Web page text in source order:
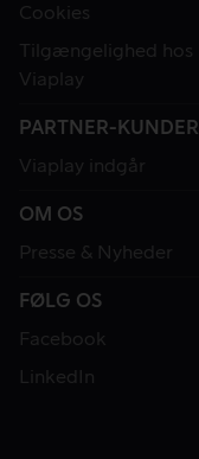
Cookies
Tilgængelighed hos
Viaplay
PARTNER-KUNDER
Viaplay indgår
OM OS
Presse & Nyheder
FØLG OS
Facebook
LinkedIn